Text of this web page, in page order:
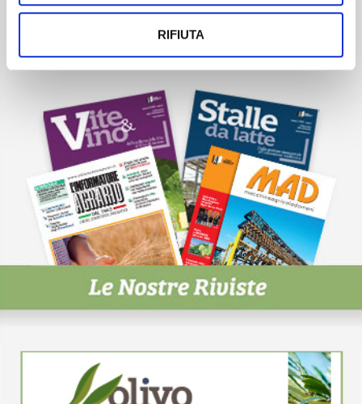
RIFIUTA
esigenze.
ISCRIVITI